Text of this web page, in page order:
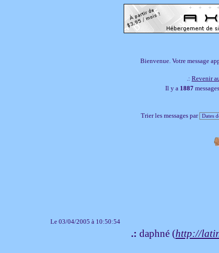
Bienvenue. Votre message
.: Revenir
Il y a 1887
Trier les messages par
Le 03/04/2005 à 10:50:54
.: daphné (http://